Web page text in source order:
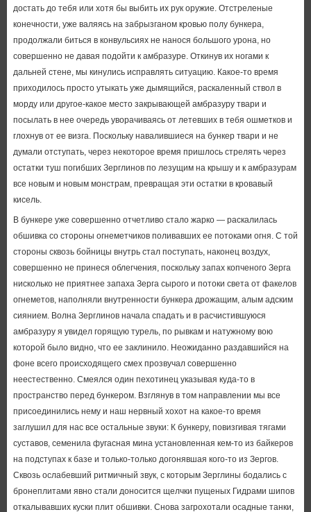
достать до тебя или хотя бы выбить их рук оружие. Отстреленые
конечности, уже валяясь на забрызганом кровью полу бункера,
продолжали биться в конвульсиях не нанося большого урона, но
совершенно не давая подойти к амбразуре. Откинув их ногами к
дальней стене, мы кинулись исправлять ситуацию. Какое-то время
приходилось просто утыкать уже дымящийся, раскаленный ствол в
морду или другое-какое место закрывающей амбразуру твари и
посылать в нее очередь уворачиваясь от летевших в тебя ошметков и
глохнув от ее визга. Поскольку навалившиеся на бункер твари и не
думали отступать, через некоторое время пришлось стрелять через
остатки туш погибших Зерглинов по лезущим на крышу и к амбразурам
все новым и новым монстрам, превращая эти остатки в кровавый
кисель.
В бункере уже совершенно отчетливо стало жарко — раскалилась
обшивка со стороны огнеметчиков поливавших ее потоками огня. С той
стороны сквозь бойницы внутрь стал поступать, наконец воздух,
совершенно не принеся облегчения, поскольку запах копченого Зерга
нисколько не приятнее запаха Зерга сырого и потоки света от факелов
огнеметов, наполняли внутренности бункера дрожащим, алым адским
сиянием. Волна Зерглинов начала спадать и в расчистившуюся
амбразуру я увидел горящую турель, по рывкам и натужному вою
которой было видно, что ее заклинило. Неожиданно раздавшийся на
фоне всего происходящего смех прозвучал совершенно
неестественно. Смеялся один пехотинец указывая куда-то в
пространство перед бункером. Взглянув в том направлении мы все
присоединились нему и наш нервный хохот на какое-то время
заглушил для нас все остальные звуки: К бункеру, повизгивая тягами
суставов, семенила фугасная мина установленная кем-то из байкеров
на подступах к базе и только-только догонявшая кого-то из Зергов.
Сквозь ослабевший ритмичный звук, с которым Зерглины бодались с
бронеплитами явно стали доносится щелчки пущеных Гидрами шипов
откалывавших куски плит обшивки. Снова загрохотали осадные танки,